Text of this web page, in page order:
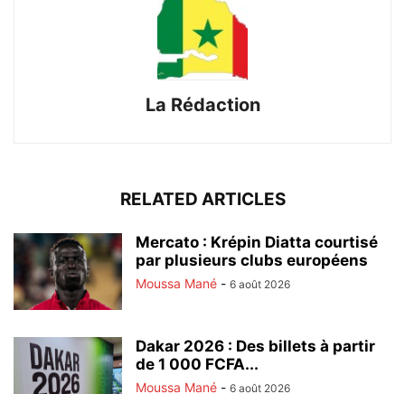
La Rédaction
RELATED ARTICLES
Mercato : Krépin Diatta courtisé
par plusieurs clubs européens
Moussa Mané - 6 août 2026
Dakar 2026 : Des billets à partir
de 1 000 FCFA...
Moussa Mané - 6 août 2026